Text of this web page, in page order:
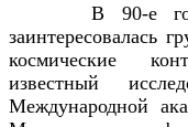
В 90-е годы
заинтересовалась
космические
известный
Международной